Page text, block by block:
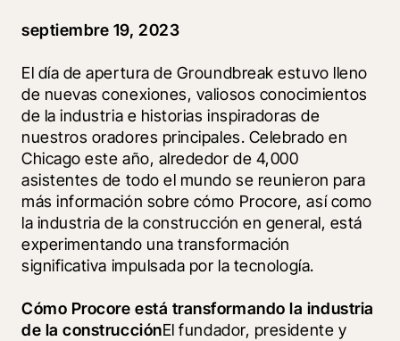
septiembre 19, 2023
El día de apertura de Groundbreak estuvo lleno
de nuevas conexiones, valiosos conocimientos
de la industria e historias inspiradoras de
nuestros oradores principales. Celebrado en
Chicago este año, alrededor de 4,000
asistentes de todo el mundo se reunieron para
más información sobre cómo Procore, así como
la industria de la construcción en general, está
experimentando una transformación
significativa impulsada por la tecnología.
Cómo Procore está transformando la industria
de la construcciónEl fundador, presidente y